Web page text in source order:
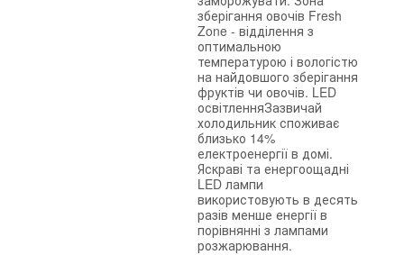
зберігання овочів Fresh
Zone - відділення з
оптимальною
температурою і вологістю
на найдовшого зберігання
фруктів чи овочів. LED
освітленняЗазвичай
холодильник споживає
близько 14%
електроенергії в домі.
Яскраві та енергоощадні
LED лампи
використовують в десять
разів менше енергії в
порівнянні з лампами
розжарювання.